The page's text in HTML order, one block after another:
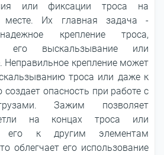
или фиксации троса на
месте. Их главная задача -
крепление троса,
его выскальзывание или
Неправильное крепление может
троса или даже к
создает опасность при работе с
Зажим позволяет
на концах троса или
его к другим элементам
облегчает его использование